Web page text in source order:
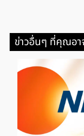
ข่าวอื่นๆ ที่คุณอา